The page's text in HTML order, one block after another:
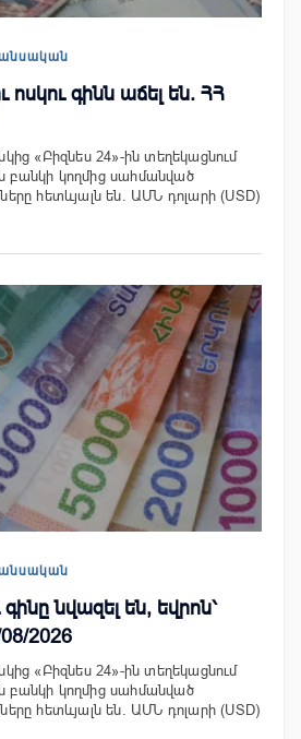
ոսկու գինն աճել են. ՀՀ
«Բիզնես 24»-ին տեղեկացնում
բանկի կողմից սահմանված
հետևյալն են. ԱՄՆ դոլարի (USD)
նվազել են, եվրոն՝
2026
«Բիզնես 24»-ին տեղեկացնում
բանկի կողմից սահմանված
հետևյալն են. ԱՄՆ դոլարի (USD)